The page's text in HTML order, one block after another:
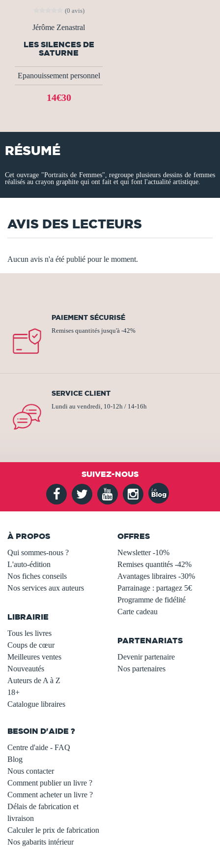
(0 avis)
Jérôme Zenastral
LES SILENCES DE
SATURNE
Epanouissement personnel
14€30
RÉSUMÉ
Cet ouvrage "Portraits de Femmes", regroupe plusieurs dessins de femmes
réalisés au crayon graphite qui ont fait et qui font l'actualité artistique.
AVIS DES LECTEURS
Aucun avis n'a été publié pour le moment.
PAIEMENT SÉCURISÉ
Remises quantités jusqu'à -42%
SERVICE CLIENT
Lundi au vendredi, 10-12h / 14-16h
SUIVEZ-NOUS
À PROPOS
Qui sommes-nous ?
L'auto-édition
Nos fiches conseils
Nos services aux auteurs
LIBRAIRIE
Tous les livres
Coups de cœur
Meilleures ventes
Nouveautés
Auteurs de A à Z
18+
Catalogue libraires
OFFRES
Newsletter -10%
Remises quantités -42%
Avantages libraires -30%
Parrainage : partagez 5€
Programme de fidélité
Carte cadeau
PARTENARIATS
Devenir partenaire
Nos partenaires
BESOIN D'AIDE ?
Centre d'aide - FAQ
Blog
Nous contacter
Comment publier un livre ?
Comment acheter un livre ?
Délais de fabrication et
livraison
Calculer le prix de fabrication
Nos gabarits intérieur